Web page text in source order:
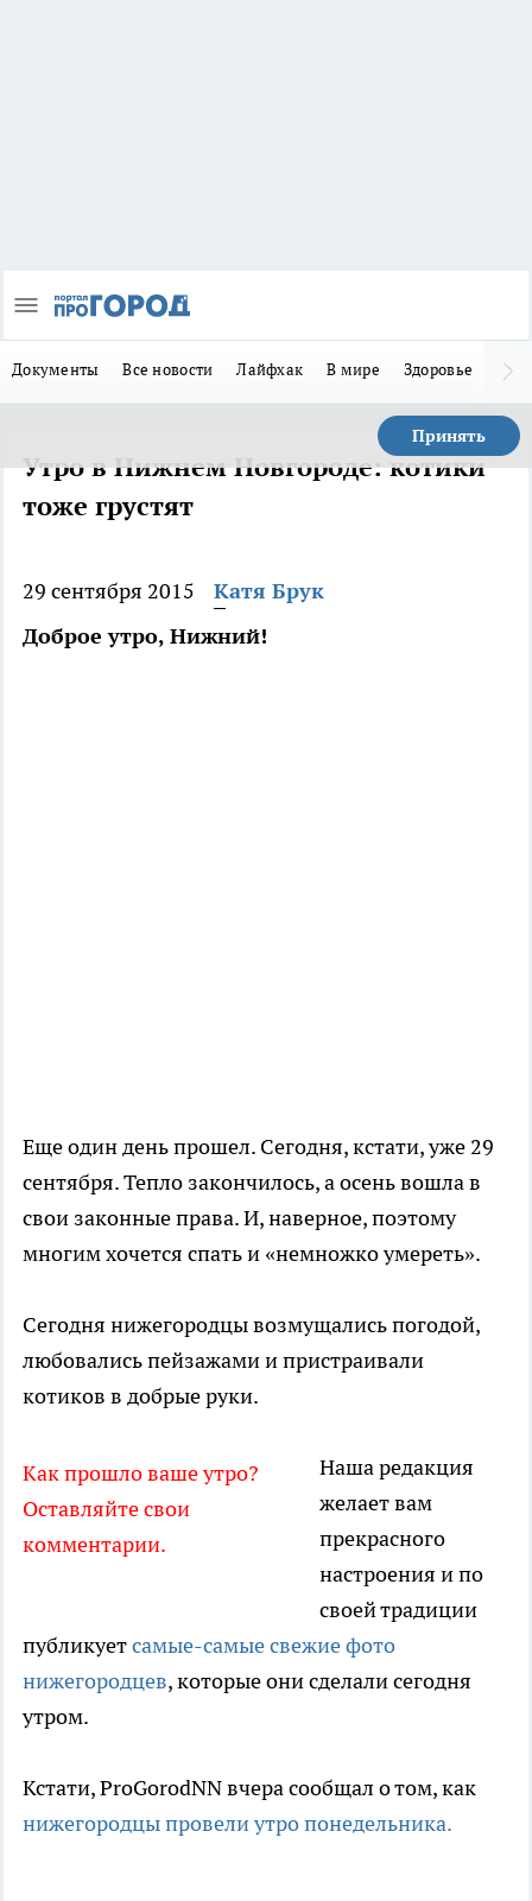
Документы Все новости Лайфхак В мире Здоровье
Принять
Утро в Нижнем Новгороде: котики
тоже грустят
29 сентября 2015
Катя Брук
Доброе утро, Нижний!
Еще один день прошел. Сегодня, кстати, уже 29
сентября. Тепло закончилось, а осень вошла в
свои законные права. И, наверное, поэтому
многим хочется спать и «немножко умереть».
Сегодня нижегородцы возмущались погодой,
любовались пейзажами и пристраивали
котиков в добрые руки.
Как прошло ваше утро?
Оставляйте свои
комментарии.
Наша редакция
желает вам
прекрасного
настроения и по
своей традиции
публикуетсамые-самые свежие фото
нижегородцев, которые они сделали сегодня
утром.
Кстати, ProGorodNN вчера сообщал о том, как
нижегородцы провели утро понедельника.